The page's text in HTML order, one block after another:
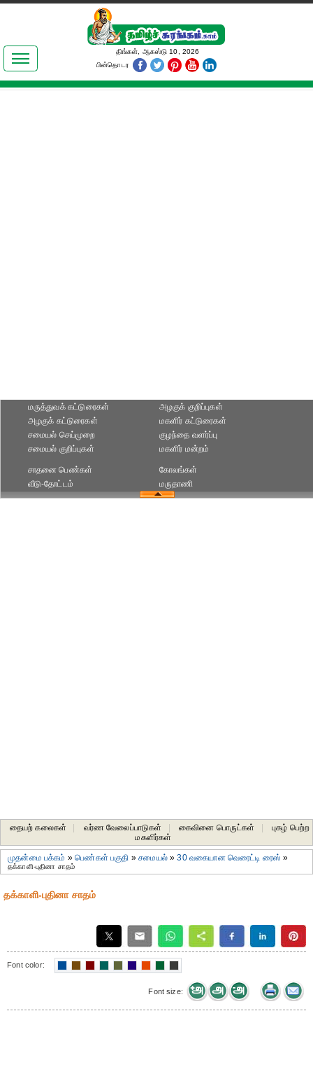
இலக்கியங்கள்
தமிழ் உலகம்
திங்கள், ஆகஸ்டு 10, 2026
பின்தொடர
மருத்துவக் கட்டுரைகள்
அழகுக் கட்டுரைகள்
அழகுக் குறிப்புகள்
மகளிர் கட்டுரைகள்
சமையல் செய்முறை
சமையல் குறிப்புகள்
குழந்தை வளர்ப்பு
மகளிர் மன்றம்
சாதனை பெண்கள்
வீடு-தோட்டம்
கோலங்கள்
மருதாணி
தையற் கலைகள் வர்ண வேலைப்பாடுகள் கைவினை பொருட்கள்
புகழ் பெற்ற
மகளிர்கள்
முதன்மை பக்கம் »பெண்கள் பகுதி »சமையல்»30 வகையான வெரைட்டி ரைஸ் »
தக்காளி-புதினா சாதம்
தக்காளி-புதினா சாதம்
Font color:
Font size: